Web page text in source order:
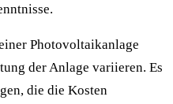
Photovoltaikanlage
der Anlage variieren. Es
die die Kosten